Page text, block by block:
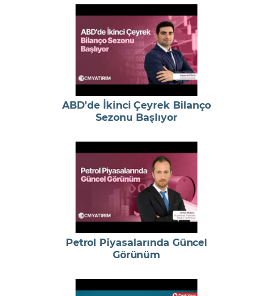
ABD'de İkinci Çeyrek Bilanço
Sezonu Başlıyor
Petrol Piyasalarında Güncel
Görünüm